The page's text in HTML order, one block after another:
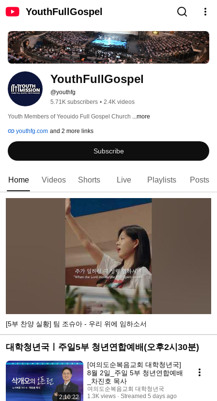
YouthFullGospel
YouthFullGospel
@youthfg
5.71K subscribers • 2.4K videos
Youth Members of Yeouido Full Gospel Church ...more
youthfg.com and 2 more links
Subscribe
Home Videos Shorts Live Playlists Posts
[5부 찬양 실황] 팀 조슈아 - 우리 위에 임하소서
대학청년국ㅣ주일5부 청년연합예배(오후2시30분)
2:10:22
[여의도순복음교회 대학청년국]
8월 2일_주일 5부 청년연합예배
_차진호 목사
여의도순복음교회 대학청년국
1.3K views
Streamed 5 days ago